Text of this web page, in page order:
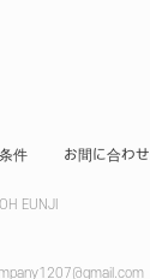
件 お間に合わせ
OH EUNJI